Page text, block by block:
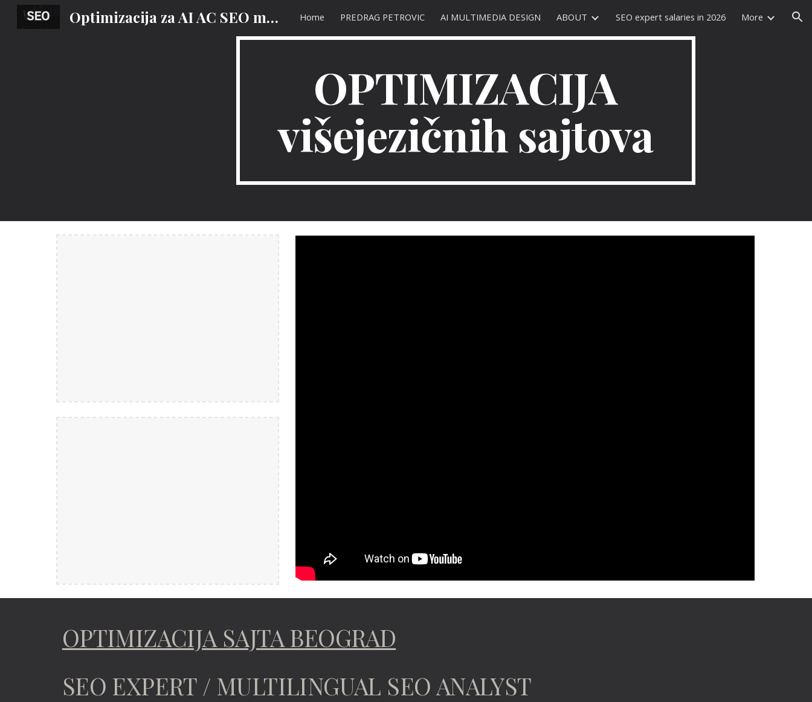
Skip to main content Skip to navigation
Optimizacija za AI AC SEO marketing | оптимизација сајта Home PREDRAG PETROVIC AI MULTIMEDIA DESIGN ABOUT SEO expert salaries in 2026 More
OPTIMIZACIJA
višejezičnih sajtova
OPTIMIZACIJA SAJTA BEOGRAD
SEO EXPERT / MULTILINGUAL SEO ANALYST